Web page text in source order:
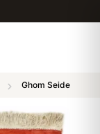
Ghom Seide